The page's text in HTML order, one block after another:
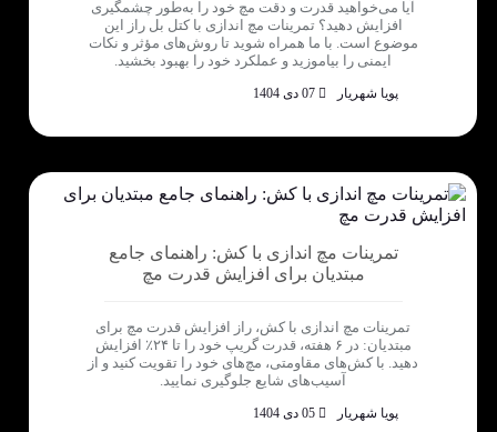
آیا می‌خواهید قدرت و دقت مچ خود را به‌طور چشمگیری
افزایش دهید؟ تمرینات مچ اندازی با کتل بل راز این
موضوع است. با ما همراه شوید تا روش‌های مؤثر و نکات
ایمنی را بیاموزید و عملکرد خود را بهبود بخشید.
پویا شهریار
تمرینات مچ اندازی با کش: راهنمای جامع
مبتدیان برای افزایش قدرت مچ
تمرینات مچ اندازی با کش، راز افزایش قدرت مچ برای
مبتدیان: در ۶ هفته، قدرت گریپ خود را تا ۲۴٪ افزایش
دهید. با کش‌های مقاومتی، مچ‌های خود را تقویت کنید و از
آسیب‌های شایع جلوگیری نمایید.
پویا شهریار